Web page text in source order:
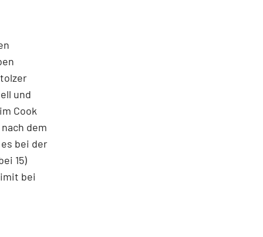
und
Cook
dem
bei der
15)
bei